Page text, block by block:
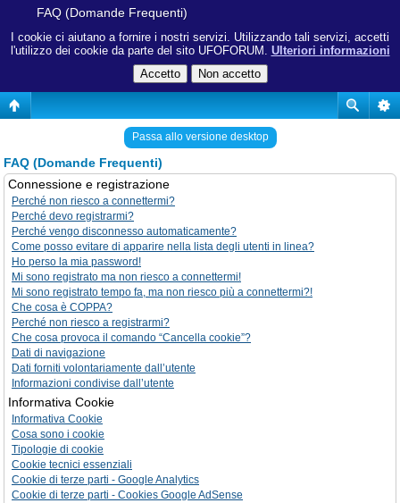
I cookie ci aiutano a fornire i nostri servizi. Utilizzando tali servizi, accetti
l'utilizzo dei cookie da parte del sito UFOFORUM. Ulteriori informazioni
FAQ (Domande Frequenti)
Passa allo versione desktop
FAQ (Domande Frequenti)
Connessione e registrazione
Perché non riesco a connettermi?
Perché devo registrarmi?
Perché vengo disconnesso automaticamente?
Come posso evitare di apparire nella lista degli utenti in linea?
Ho perso la mia password!
Mi sono registrato ma non riesco a connettermi!
Mi sono registrato tempo fa, ma non riesco più a connettermi?!
Che cosa è COPPA?
Perché non riesco a registrarmi?
Che cosa provoca il comando “Cancella cookie”?
Dati di navigazione
Dati forniti volontariamente dall’utente
Informazioni condivise dall’utente
Informativa Cookie
Informativa Cookie
Cosa sono i cookie
Tipologie di cookie
Cookie tecnici essenziali
Cookie di terze parti - Google Analytics
Cookie di terze parti - Cookies Google AdSense